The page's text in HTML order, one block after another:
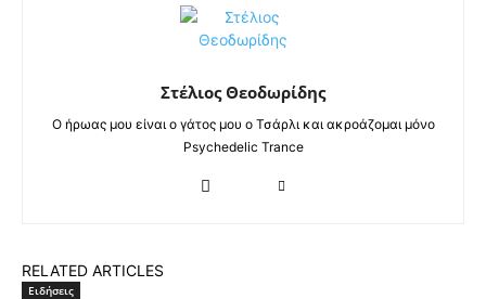
Στέλιος Θεοδωρίδης
Ο ήρωας μου είναι ο γάτος μου ο Τσάρλι και ακροάζομαι μόνο
Psychedelic Trance
RELATED ARTICLES
Ειδήσεις